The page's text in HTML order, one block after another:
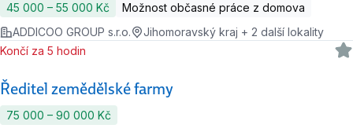
45 000 ‍–‍ 55 000 Kč
Možnost občasné práce z domova
ADDICOO GROUP s.r.o.
Jihomoravský kraj + 2 další lokality
Ředitel zemědělské farmy
Končí za 5 hodin
75 000 ‍–‍ 90 000 Kč